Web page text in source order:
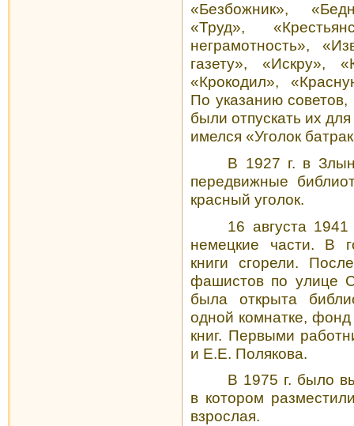
«Безбожник»,
«Труд»,
неграмотность»,
газету», «Искру»,
«Крокодил»,
По указанию
были отпускать их
имелся «Уголок
В 1927 г. в
передвижные
красный уголок.
16 августа 1941
немецкие части. В
книги сгорели.
фашистов по улице
была открыта
одной комнатке,
книг. Первыми
и Е.Е. Полякова.
В 1975 г. было
в котором
взрослая.